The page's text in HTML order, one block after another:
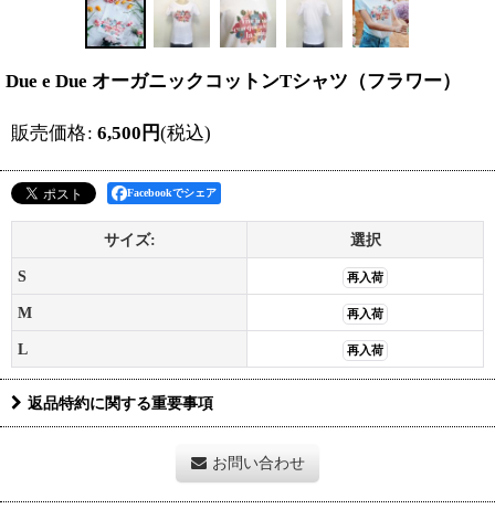
Due e Due オーガニックコットンTシャツ（フラワー）
販売価格: 6,500 円(税込)
Facebookでシェア
サイズ: 選択
S 再入荷
M 再入荷
L 再入荷
返品特約に関する重要事項
お問い合わせ